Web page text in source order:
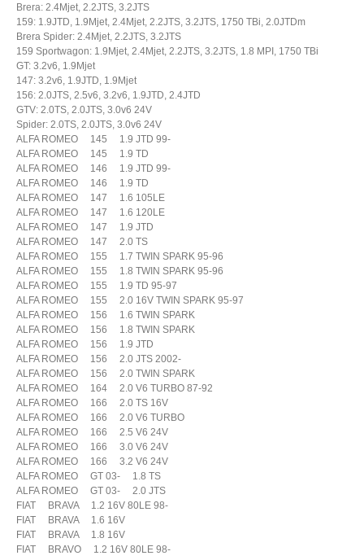
Brera: 2.4Mjet, 2.2JTS, 3.2JTS
159: 1.9JTD, 1.9Mjet, 2.4Mjet, 2.2JTS, 3.2JTS, 1750 TBi, 2.0JTDm
Brera Spider: 2.4Mjet, 2.2JTS, 3.2JTS
159 Sportwagon: 1.9Mjet, 2.4Mjet, 2.2JTS, 3.2JTS, 1.8 MPI, 1750 TBi
GT: 3.2v6, 1.9Mjet
147: 3.2v6, 1.9JTD, 1.9Mjet
156: 2.0JTS, 2.5v6, 3.2v6, 1.9JTD, 2.4JTD
GTV: 2.0TS, 2.0JTS, 3.0v6 24V
Spider: 2.0TS, 2.0JTS, 3.0v6 24V
ALFA ROMEO 145 1.9 JTD 99-
ALFA ROMEO 145 1.9 TD
ALFA ROMEO 146 1.9 JTD 99-
ALFA ROMEO 146 1.9 TD
ALFA ROMEO 147 1.6 105LE
ALFA ROMEO 147 1.6 120LE
ALFA ROMEO 147 1.9 JTD
ALFA ROMEO 147 2.0 TS
ALFA ROMEO 155 1.7 TWIN SPARK 95-96
ALFA ROMEO 155 1.8 TWIN SPARK 95-96
ALFA ROMEO 155 1.9 TD 95-97
ALFA ROMEO 155 2.0 16V TWIN SPARK 95-97
ALFA ROMEO 156 1.6 TWIN SPARK
ALFA ROMEO 156 1.8 TWIN SPARK
ALFA ROMEO 156 1.9 JTD
ALFA ROMEO 156 2.0 JTS 2002-
ALFA ROMEO 156 2.0 TWIN SPARK
ALFA ROMEO 164 2.0 V6 TURBO 87-92
ALFA ROMEO 166 2.0 TS 16V
ALFA ROMEO 166 2.0 V6 TURBO
ALFA ROMEO 166 2.5 V6 24V
ALFA ROMEO 166 3.0 V6 24V
ALFA ROMEO 166 3.2 V6 24V
ALFA ROMEO GT 03- 1.8 TS
ALFA ROMEO GT 03- 2.0 JTS
FIAT BRAVA 1.2 16V 80LE 98-
FIAT BRAVA 1.6 16V
FIAT BRAVA 1.8 16V
FIAT BRAVO 1.2 16V 80LE 98-